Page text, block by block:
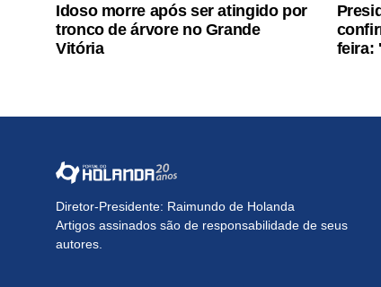
Idoso morre após ser atingido por
tronco de árvore no Grande
Vitória
feira:
Diretor-Presidente: Raimundo de Holanda
Artigos assinados são de responsabilidade de seus
autores.